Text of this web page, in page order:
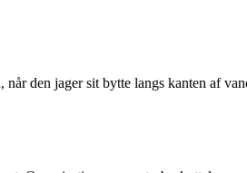
den jager sit bytte langs kanten af